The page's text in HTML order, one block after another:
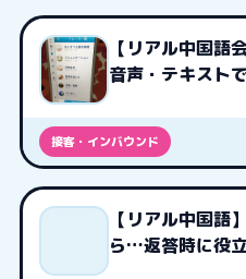
【リアル中国語
音声・テキスト
接客・インバウンド
【リアル中国語
ら…返答時に役